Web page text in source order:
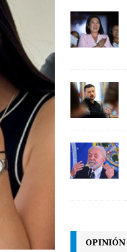
OPINIÓN